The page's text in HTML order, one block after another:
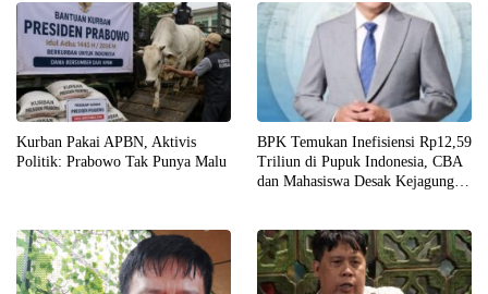
Kurban Pakai APBN, Aktivis
Politik: Prabowo Tak Punya Malu
BPK Temukan Inefisiensi Rp12,59
Triliun di Pupuk Indonesia, CBA
dan Mahasiswa Desak Kejagung